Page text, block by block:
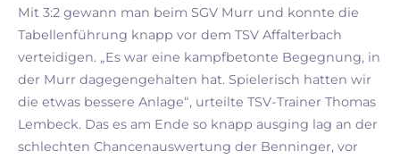
Mit 3:2 gewann man beim SGV Murr und konnte die
Tabellenführung knapp vor dem TSV Affalterbach
verteidigen. „Es war eine kampfbetonte Begegnung, in
der Murr dagegengehalten hat. Spielerisch hatten wir
die etwas bessere Anlage“, urteilte TSV-Trainer Thomas
Lembeck. Das es am Ende so knapp ausging lag an der
schlechten Chancenauswertung der Benninger, vor